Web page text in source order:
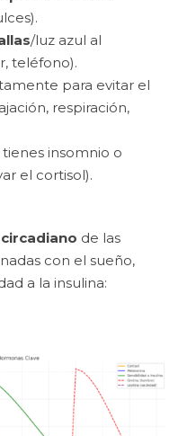
/luz azul al
teléfono).
para evitar el
respiración,
insomnio o
el cortisol).
de las
con el sueño,
a la insulina: